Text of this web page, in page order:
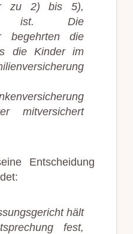
zu 2) bis 5),
ist. Die
begehrten die
die Kinder im
mitversichert
Entscheidung
hält
fest,